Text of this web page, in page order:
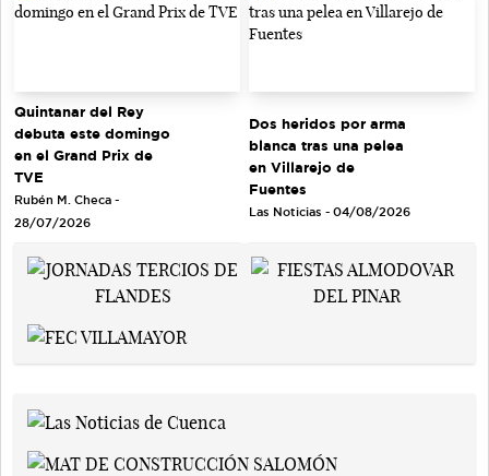
Quintanar del Rey
debuta este domingo
en el Grand Prix de
TVE
Rubén M. Checa -
28/07/2026
Dos heridos por arma
blanca tras una pelea
en Villarejo de
Fuentes
Las Noticias - 04/08/2026